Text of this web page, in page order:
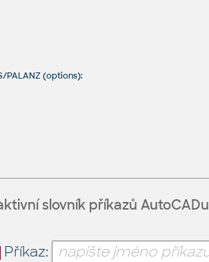
PALANZ (options):
slovník příkazů AutoCADu
Příkaz: